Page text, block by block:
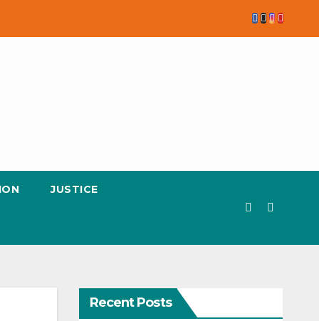
JUSTICE
Recent Posts